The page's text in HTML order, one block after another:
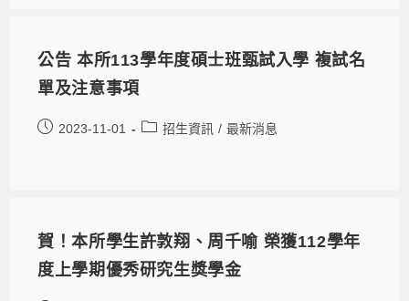
公告 本所113學年度碩士班甄試入學 複試名
單及注意事項
2023-11-01 招生資訊 / 最新消息
賀！本所學生許敦翔、周千喻 榮獲112學年
度上學期優秀研究生獎學金